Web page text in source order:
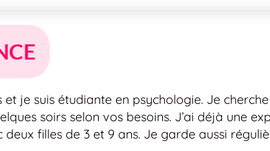
et je suis étudiante en psychologie. Je
soirs selon vos besoins. J’ai déjà une
deux filles de 3 et 9 ans. Je garde aussi